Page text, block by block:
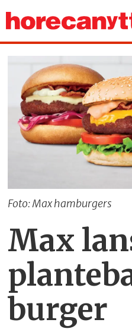
Foto: Max hamburgers
Max
burger